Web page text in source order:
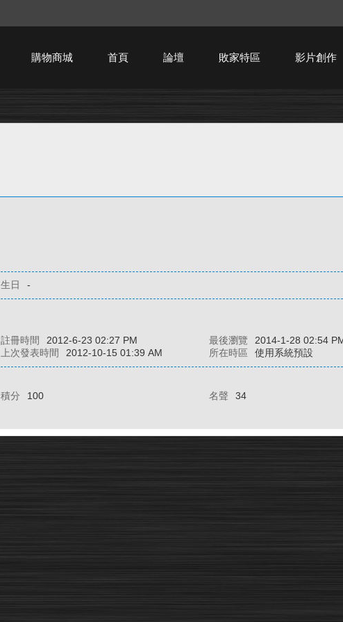
購物商城 首頁 論壇 敗家特區 影片創作
生日 -
註冊時間 2012-6-23 02:27 PM 最後瀏覽
2014-1-28 02:54
上次發表時間 2012-10-15 01:39 AM 所在時區 使用系統預設
積分 100 名聲
34